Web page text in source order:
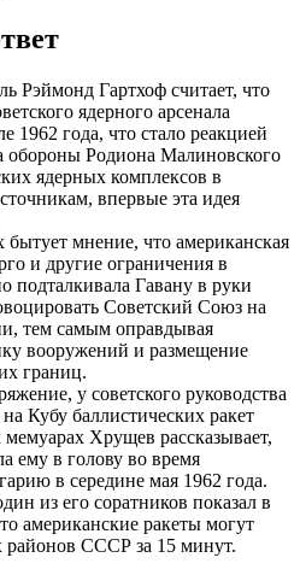
Рэймонд Гартхоф считает, что
ядерного арсенала
1962 года, что стало реакцией
обороны Родиона Малиновского
ядерных комплексов в
впервые эта идея
бытует мнение, что американская
и другие ограничения в
Гавану в руки
Советский Союз на
тем самым оправдывая
вооружений и размещение
границ.
у советского руководства
Кубу баллистических ракет
Хрущев рассказывает,
ему в голову во время
в середине мая 1962 года.
из его соратников показал в
американские ракеты могут
СССР за 15 минут.